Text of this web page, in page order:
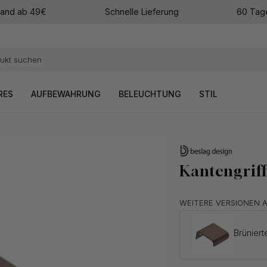
ab 49€ Schnelle Lieferung 60
AUFBEWAHRUNG BELEUCHTUNG STIL
WEITERE VERSIONEN